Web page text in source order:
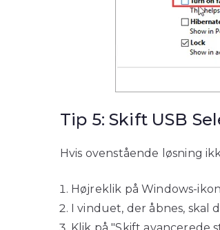
Tip 5: Skift USB
Hvis ovenstående løsning
Højreklik på Windows-
I vinduet, der åbnes, skal